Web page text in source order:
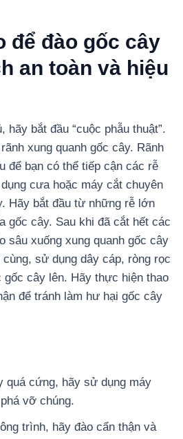
để đào gốc cây
an toàn và hiệu
hãy bắt đầu “cuộc phẫu thuật”.
xung quanh gốc cây. Rãnh
để bạn có thể tiếp cận các rễ
cưa hoặc máy cắt chuyên
Hãy bắt đầu từ những rễ lớn
gốc cây. Sau khi đã cắt hết các
sâu xuống xung quanh gốc cây
sử dụng dây cáp, ròng rọc
gốc cây lên. Hãy thực hiện thao
để tránh làm hư hại gốc cây
quá cứng, hãy sử dụng máy
vỡ chúng.
trình, hãy đào cẩn thận và